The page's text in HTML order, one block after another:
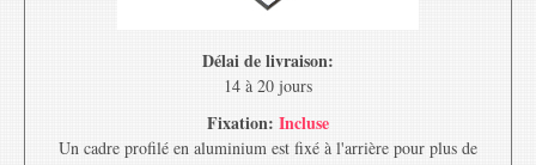
Délai de livraison:
14 à 20 jours
Fixation: Incluse
Un cadre profilé en aluminium est fixé à l'arrière pour plus de